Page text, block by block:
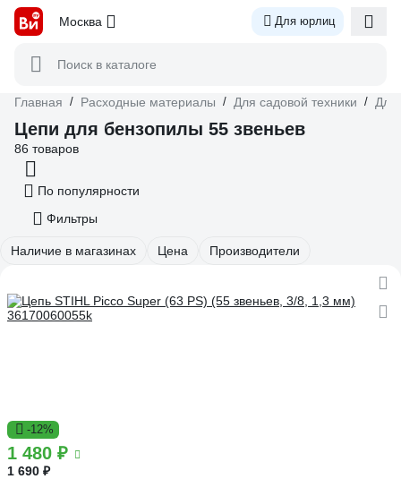
Москва Для юрлиц
Поиск в каталоге
Главная / Расходные материалы / Для садовой техники / Для
Цепи для бензопилы 55 звеньев
86 товаров
По популярности
Фильтры
Наличие в магазинах Цена Производители
-12%
1 480 ₽
1 690 ₽